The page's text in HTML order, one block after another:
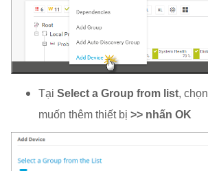
Tại Select a Group from list,
muốn thêm thiết bị >> nhấn OK